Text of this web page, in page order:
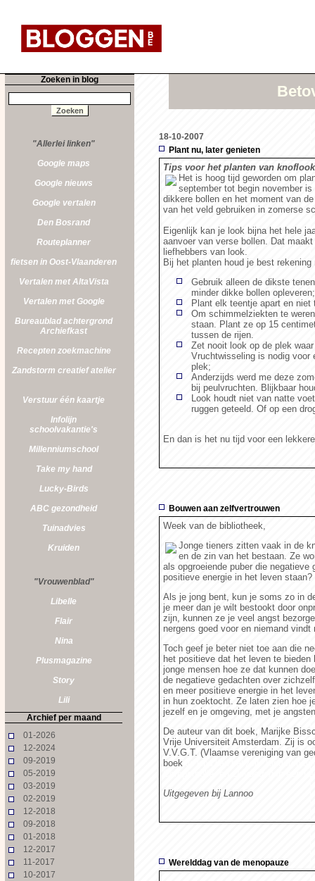
Zoeken in blog
"Allerlei linken"
Google maps
Google nieuws
Google vertalen
Den Bosrand
Routeplanner
fietsen in Oost-Vlaanderen
Vertalen met AltaVista
Vertalen met Google
Bureaublad achtergrond
Archiefkast
Recepten zoekmachine
Zandstorm creatief atelier
Verstuur één kaartje
Infolijn
schoolvakantie's
Millenniumschool
Take my hand
Lucky-Birds
ABC gezondheid
Tuinadvies
Kruiden
"Vrouwenblad"
Libelle
Flair
Nina
Plusmagazine
Story
Lili
Archief per maand
01-2026
12-2024
09-2019
05-2019
03-2019
02-2019
12-2018
09-2018
01-2018
12-2017
11-2017
10-2017
18-10-2007
Plant nu, later genieten
Tips voor het planten van
Het is hoog tijd geworden om
september tot begin november
dikkere bollen en het moment van
van het veld gebruiken in zomerse
Eigenlijk kan je look bijna het hele
aanvoer van verse bollen. Dat
liefhebbers van look.
Bij het planten houd je best
Gebruik alleen de dikste
minder dikke bollen opleveren;
Plant elk teentje apart en
Om schimmelziekten te
staan. Plant ze op 15
tussen de rijen.
Zet nooit look op de plek
Vruchtwisseling is nodig voor
plek;
Anderzijds werd me deze
bij peulvruchten. Blijkbaar
Look houdt niet van natte
ruggen geteeld. Of op een
En dan is het nu tijd voor een
Bouwen aan zelfvertrouwen
Week van de bibliotheek,
Jonge tieners zitten vaak in de
en de zin van het bestaan. Ze
als opgroeiende puber die
positieve energie in het leven staan?
Als je jong bent, kun je soms zo in
je meer dan je wilt bestookt door
zijn, kunnen ze je veel angst
nergens goed voor en niemand vindt
Toch geef je beter niet toe aan die
het positieve dat het leven te
jonge mensen hoe ze dat kunnen
de negatieve gedachten over
en meer positieve energie in het
in hun zoektocht. Ze laten zien hoe
jezelf en je omgeving, met je
De auteur van dit boek, Marijke
Vrije Universiteit Amsterdam. Zij is
V.V.G.T. (Vlaamse vereniging van
boek
Uitgegeven bij Lannoo
Werelddag van de menopauze